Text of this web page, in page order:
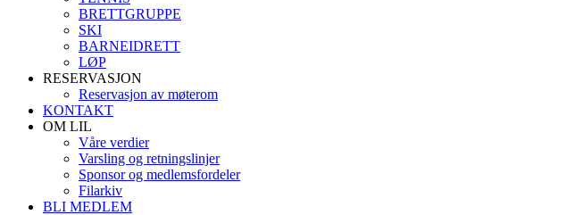
BRETTGRUPPE
SKI
BARNEIDRETT
LØP
RESERVASJON
Reservasjon av møterom
KONTAKT
OM LIL
Våre verdier
Varsling og retningslinjer
Sponsor og medlemsfordeler
Filarkiv
BLI MEDLEM